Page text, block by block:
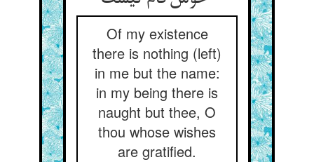
Of my existence
there is nothing (left)
in me but the name:
in my being there is
naught but thee, O
thou whose wishes
are gratified.